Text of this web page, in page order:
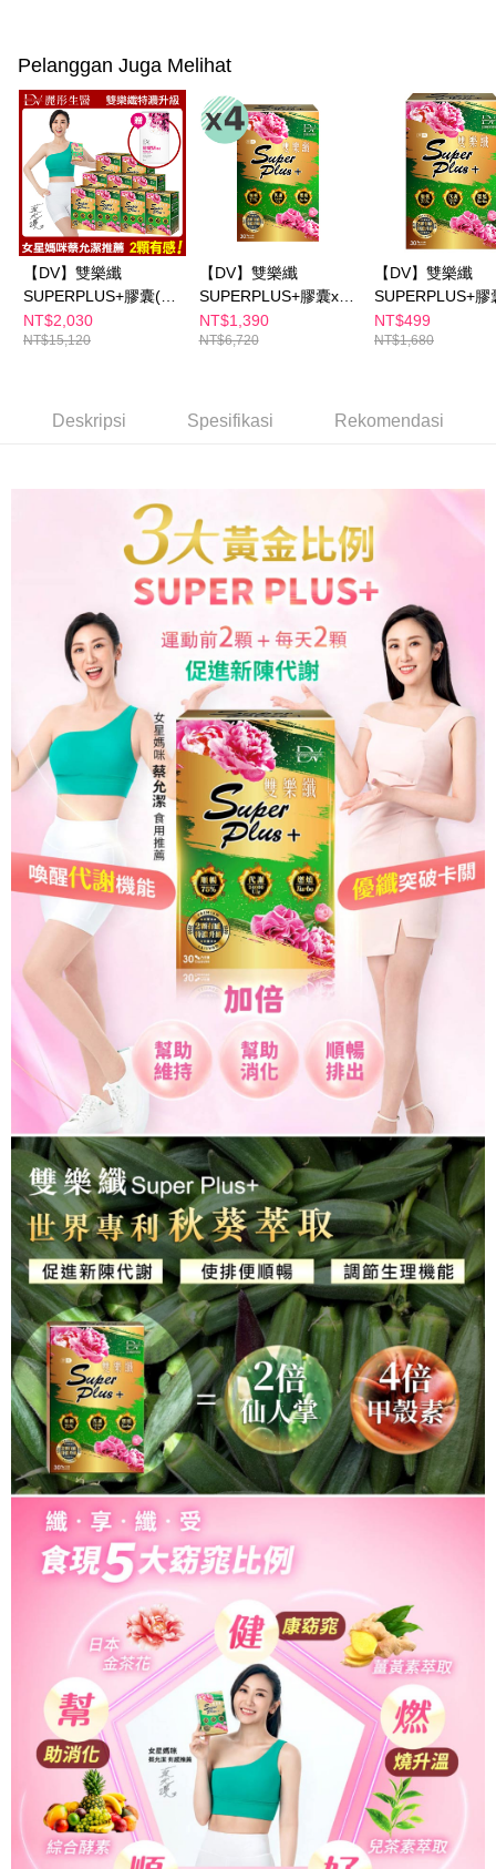
Tempoh pembayaran dikira dari masa kedai meminta pembayaran anda,
ditambah dengan bilangan hari yang boleh dilanjutkan oleh AFTEE. Anda
boleh melanjutkan tempoh pembayaran anda sebelum anda menerima
pesanan. Walau bagaimanapun, tiada jaminan bahawa anda boleh
menerima pesanan anda semasa tempoh pembayaran (cth.: produk
prapesanan atau produk yang mungkin mengambil masa yang lebih
lama untuk dihantar). Oleh itu, anda dikehendaki membuat pembayaran
kepada AFTEE dalam tempoh sama ada anda menerima pesanan.
Kedua, Sekatan Pembayaran
1. Jumlah yang diperakui untuk pengguna kali pertama boleh sehingga
NT$10,000. Amaun diperakui sebenar yang diluluskan akan berdasarkan
keputusan pensijilan dan semakan oleh AFTEE.
2. Amaun perbelanjaan minimum mestilah lebih besar daripada NT$20.
3. Pada masa ini hanya tersedia untuk ahli Taiwan.
Perkhidmatan AFTEE Beli Sekarang Bayar Kemudian disediakan oleh NP
Taiwan, Inc. dan AFTEE akan membuat bil kepada pengguna. AFTEE
penggunaan perkhidmatan. Sila rujuk kepada "Penyata Pengumpulan
Data Peribadi, Pemprosesan, Penggunaan"
(https://aftee.tw/privacypolicy/) untuk maklumat lanjut.
Jumlah yang diperakui untuk pengguna kali pertama yang lulus
kelulusan boleh sehingga NT$10,000. Jika pengguna tidak membuat
pembayaran dalam tempoh tersebut, yuran pembayaran lewat sebanyak
20% setahun akan dikenakan. Pengguna bawah umur dikehendaki
mendapatkan kebenaran daripada ibu bapa atau penjaga yang sah
untuk menggunakan AFTEE.
Sila hubungi NP Taiwan Inc. dics_tw@netprotections.co.jp
jika anda
mempunyai sebarang kebimbangan mengenai pemprosesan dan
penggunaan pada data peribadi. Jika anda tidak bersetuju dengan data
peribadi yang disenaraikan seperti di atas akan dikumpul dan digunakan
oleh AFTEE, sila jangan gunakan perkhidmatan ini.
Pelanggan Juga Melihat
【DV】雙樂纖
SUPERPLUS+膠囊(30
顆/盒)x9(贈醇耀妍3.0
煥白組x1盒(3包/盒)
NT$2,030
NT$15,120
【DV】雙樂纖
SUPERPLUS+膠囊x4
盒(30顆/盒)
NT$1,390
NT$6,720
【DV】雙樂纖
SUPERPLUS+膠
顆/盒)
NT$499
NT$1,680
Deskripsi Spesifikasi Rekomendasi